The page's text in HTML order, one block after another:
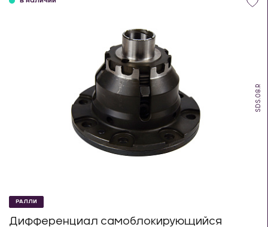
SDS.08.R
РАЛЛИ
Дифференциал самоблокирующийся